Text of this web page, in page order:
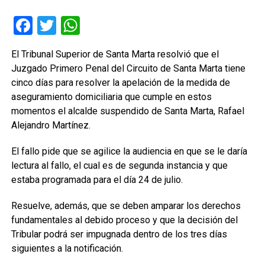
Facebook
TwitterWhatsApp
El Tribunal Superior de Santa Marta resolvió que el
Juzgado Primero Penal del Circuito de Santa Marta tiene
cinco días para resolver la apelación de la medida de
aseguramiento domiciliaria que cumple en estos
momentos el alcalde suspendido de Santa Marta, Rafael
Alejandro Martínez.
El fallo pide que se agilice la audiencia en que se le daría
lectura al fallo, el cual es de segunda instancia y que
estaba programada para el día 24 de julio.
Resuelve, además, que se deben amparar los derechos
fundamentales al debido proceso y que la decisión del
Tribular podrá ser impugnada dentro de los tres días
siguientes a la notificación.